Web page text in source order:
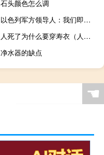
石头颜色怎么调
以色列军方领导人：我们即将摧毁加沙北部现存的军事体系
人死了为什么要穿寿衣（人死了为什么要穿寿衣）
净水器的缺点
☚